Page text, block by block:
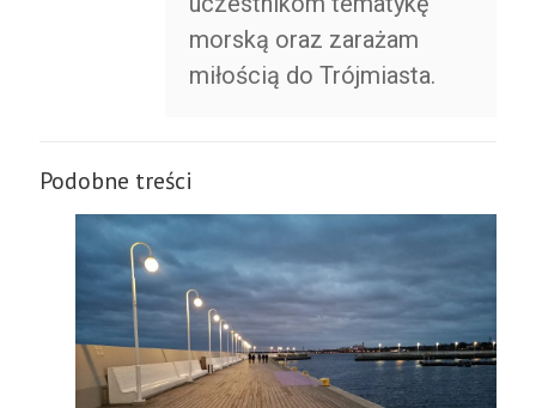
morską oraz zarażam
miłością do Trójmiasta.
Podobne treści